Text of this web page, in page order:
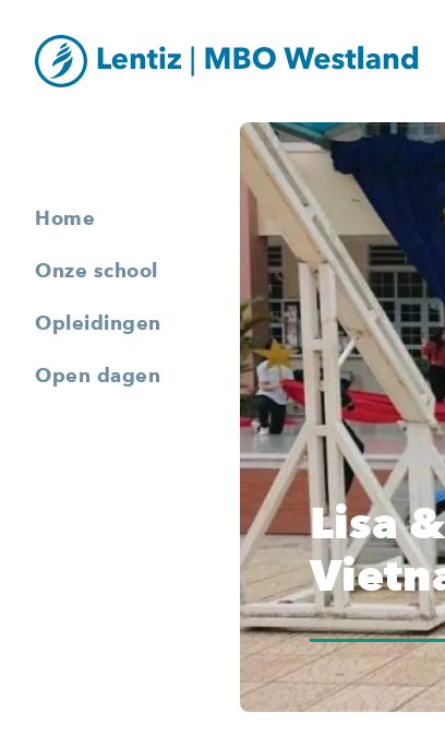
Home
Onze school
Opleidingen
Open dagen
Lisa